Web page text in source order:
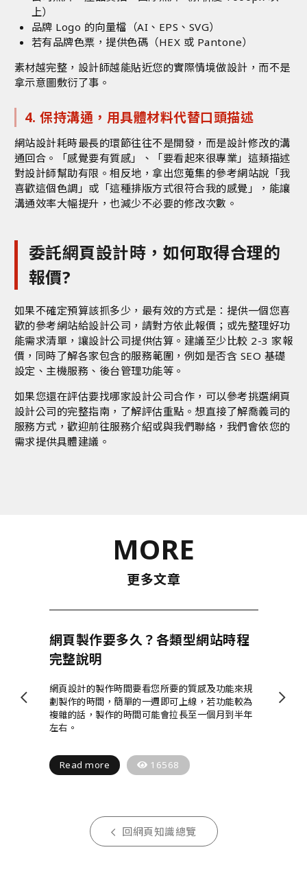
上）
品牌 Logo 的向量檔（AI、EPS、SVG）
若有品牌色票，提供色碼（HEX 或 Pantone）
素材越完整，設計師越能貼近您的實際情境做設計，而不是
拿示意圖敷衍了事。
4. 保持溝通，用具體材料代替口頭描述
網站設計耗時最長的環節往往不是開發，而是設計修改的溝
通回合。「感覺要有質感」、「要看起來很專業」這類描述
對設計師幫助有限。相反地，拿出您蒐集的參考網站說「我
喜歡這個色調」或「這種排版方式很符合我的感覺」，能讓
溝通效率大幅提升，也減少不必要的修改次數。
委託網頁設計時，如何取得合理的
報價?
如果不確定預算該抓多少，最有效的方式是：提供一個您喜
歡的參考網站給設計公司，請對方依此報價；或先整理好功
能需求清單，讓設計公司提供估算。建議至少比較 2-3 家報
價，同時了解各家包含的服務範圍，例如是否含 SEO 基礎
設定、主機服務、後台管理功能等。
如果您還在評估要找哪家設計公司合作，可以參考挑選網頁
設計公司的完整指南 ，了解評估重點。想直接了解喬義司的
服務方式，歡迎前往服務介紹或與我們聯絡 ，我們會依您的
需求提供具體建議。
MORE
更多文章
網頁製作要多久？各類型網站時程
完整說明
網頁設計的製作時間要看您所要的質感及功能來規
劃製作的時間，簡單的一週即可上線，若功能較為
複雜的話，製作的時間可能會拉長至一個月到半年
左右。
Read more 16568
回網頁知識總覽